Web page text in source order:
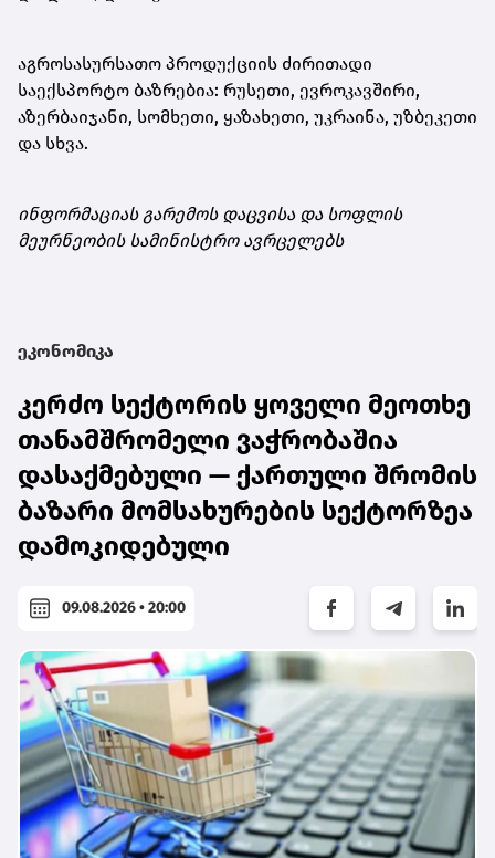
აგროსასურსათო პროდუქციის ძირითადი
საექსპორტო ბაზრებია: რუსეთი, ევროკავშირი,
აზერბაიჯანი, სომხეთი, ყაზახეთი, უკრაინა, უზბეკეთი
და სხვა.
ინფორმაციას გარემოს დაცვისა და სოფლის
მეურნეობის სამინისტრო ავრცელებს
ეკონომიკა
კერძო სექტორის ყოველი მეოთხე
თანამშრომელი ვაჭრობაშია
დასაქმებული — ქართული შრომის
ბაზარი მომსახურების სექტორზეა
დამოკიდებული
09.08.2026 • 20:00